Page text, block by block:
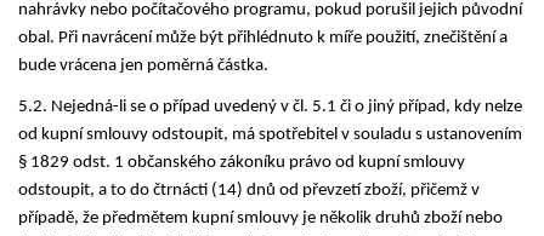
nahrávky nebo počítačového programu, pokud porušil jejich původní
obal. Při navrácení může být přihlédnuto k míře použití, znečištění a
bude vrácena jen poměrná částka.
5.2. Nejedná-li se o případ uvedený v čl. 5.1 či o jiný případ, kdy nelze
od kupní smlouvy odstoupit, má spotřebitel v souladu s ustanovením
§ 1829 odst. 1 občanského zákoníku právo od kupní smlouvy
odstoupit, a to do čtrnácti (14) dnů od převzetí zboží, přičemž v
případě, že předmětem kupní smlouvy je několik druhů zboží nebo